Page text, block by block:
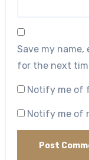
Save my
for the next
Notify me of
Notify me of